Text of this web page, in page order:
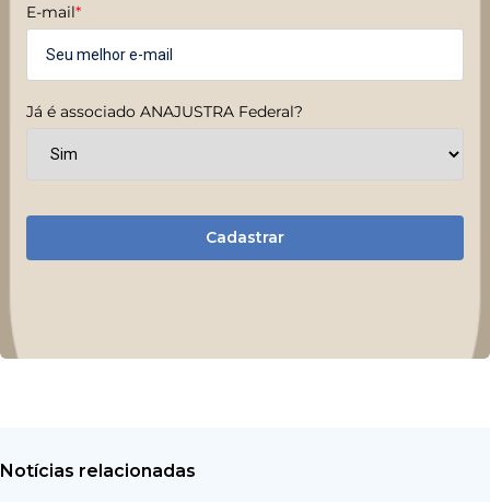
E-mail*
Já é associado ANAJUSTRA Federal?
Cadastrar
Notícias relacionadas